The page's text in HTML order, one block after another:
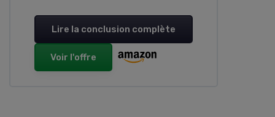
Lire la conclusion complète
Voir l'offre